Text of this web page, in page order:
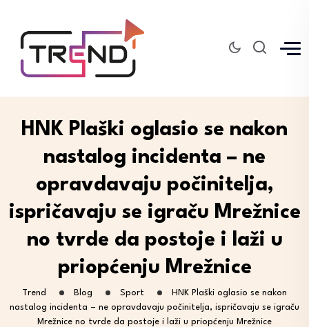
HNK Plaški oglasio se nakon
nastalog incidenta – ne
opravdavaju počinitelja,
ispričavaju se igraču Mrežnice
no tvrde da postoje i laži u
priopćenju Mrežnice
Trend Blog Sport
HNK Plaški oglasio se nakon
nastalog incidenta – ne opravdavaju počinitelja, ispričavaju se igraču
Mrežnice no tvrde da postoje i laži u priopćenju Mrežnice